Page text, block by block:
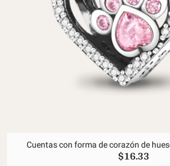
Cuentas con forma de corazón de
$16.33